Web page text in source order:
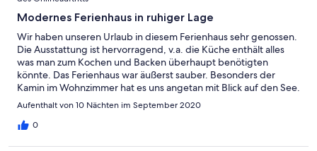
Modernes Ferienhaus in ruhiger Lage
Wir haben unseren Urlaub in diesem Ferienhaus sehr genossen.
Die Ausstattung ist hervorragend, v.a. die Küche enthält alles
was man zum Kochen und Backen überhaupt benötigten
könnte. Das Ferienhaus war äußerst sauber. Besonders der
Kamin im Wohnzimmer hat es uns angetan mit Blick auf den See.
Wir können dieses Haus wärmstens weiter empfehlen.
Aufenthalt von 10 Nächten im September 2020
0